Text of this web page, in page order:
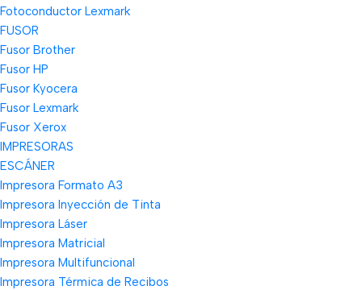
Fotoconductor Lexmark
FUSOR
Fusor Brother
Fusor HP
Fusor Kyocera
Fusor Lexmark
Fusor Xerox
IMPRESORAS
ESCÁNER
Impresora Formato A3
Impresora Inyección de Tinta
Impresora Láser
Impresora Matricial
Impresora Multifuncional
Impresora Térmica de Recibos